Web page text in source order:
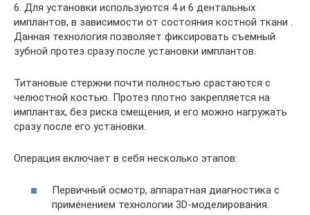
6. Для установки используются 4 и 6 дентальных
имплантов, в зависимости от состояния костной ткани .
Данная технология позволяет фиксировать съемный
зубной протез сразу после установки имплантов.
Титановые стержни почти полностью срастаются с
челюстной костью. Протез плотно закрепляется на
имплантах, без риска смещения, и его можно нагружать
сразу после его установки.
Операция включает в себя несколько этапов:
Первичный осмотр, аппаратная диагностика с
применением технологии 3D-моделирования.